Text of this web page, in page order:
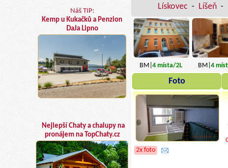
Náš TIP:
Kemp u Kukačků a Penzion
DaJa Lipno
Nejlepší Chaty a chalupy na
pronájem na TopChaty.cz
Lískovec - Líšeň -
BM| 4místa/2L BM| 4
Foto
2x foto